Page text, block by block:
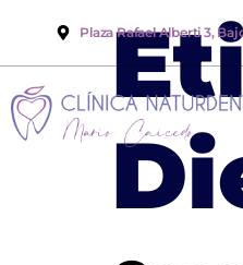
Plaza Rafael Alberti 3,